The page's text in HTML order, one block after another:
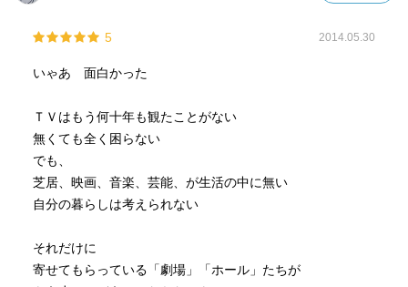
5 2014.05.30
いゃあ 面白かった
ＴＶはもう何十年も観たことがない
無くても全く困らない
でも、
芝居、映画、音楽、芸能、が生活の中に無い
自分の暮らしは考えられない
それだけに
寄せてもらっている「劇場」「ホール」たちが